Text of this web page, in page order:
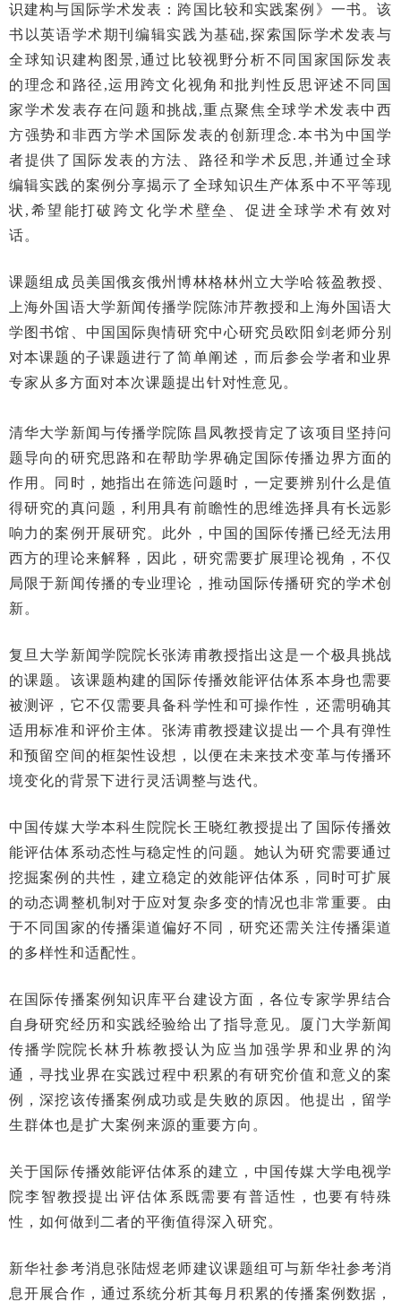
识建构与国际学术发表：跨国比较和实践案例》一书。该
书以英语学术期刊编辑实践为基础,探索国际学术发表与
全球知识建构图景,通过比较视野分析不同国家国际发表
的理念和路径,运用跨文化视角和批判性反思评述不同国
家学术发表存在问题和挑战,重点聚焦全球学术发表中西
方强势和非西方学术国际发表的创新理念.本书为中国学
者提供了国际发表的方法、路径和学术反思,并通过全球
编辑实践的案例分享揭示了全球知识生产体系中不平等现
状,希望能打破跨文化学术壁垒、促进全球学术有效对
话。
课题组成员美国俄亥俄州博林格林州立大学哈筱盈教授、
上海外国语大学新闻传播学院陈沛芹教授和上海外国语大
学图书馆、中国国际舆情研究中心研究员欧阳剑老师分别
对本课题的子课题进行了简单阐述，而后参会学者和业界
专家从多方面对本次课题提出针对性意见。
清华大学新闻与传播学院陈昌凤教授肯定了该项目坚持问
题导向的研究思路和在帮助学界确定国际传播边界方面的
作用。同时，她指出在筛选问题时，一定要辨别什么是值
得研究的真问题，利用具有前瞻性的思维选择具有长远影
响力的案例开展研究。此外，中国的国际传播已经无法用
西方的理论来解释，因此，研究需要扩展理论视角，不仅
局限于新闻传播的专业理论，推动国际传播研究的学术创
新。
复旦大学新闻学院院长张涛甫教授指出这是一个极具挑战
的课题。该课题构建的国际传播效能评估体系本身也需要
被测评，它不仅需要具备科学性和可操作性，还需明确其
适用标准和评价主体。张涛甫教授建议提出一个具有弹性
和预留空间的框架性设想，以便在未来技术变革与传播环
境变化的背景下进行灵活调整与迭代。
中国传媒大学本科生院院长王晓红教授提出了国际传播效
能评估体系动态性与稳定性的问题。她认为研究需要通过
挖掘案例的共性，建立稳定的效能评估体系，同时可扩展
的动态调整机制对于应对复杂多变的情况也非常重要。由
于不同国家的传播渠道偏好不同，研究还需关注传播渠道
的多样性和适配性。
在国际传播案例知识库平台建设方面，各位专家学界结合
自身研究经历和实践经验给出了指导意见。厦门大学新闻
传播学院院长林升栋教授认为应当加强学界和业界的沟
通，寻找业界在实践过程中积累的有研究价值和意义的案
例，深挖该传播案例成功或是失败的原因。他提出，留学
生群体也是扩大案例来源的重要方向。
关于国际传播效能评估体系的建立，中国传媒大学电视学
院李智教授提出评估体系既需要有普适性，也要有特殊
性，如何做到二者的平衡值得深入研究。
新华社参考消息张陆煜老师建议课题组可与新华社参考消
息开展合作，通过系统分析其每月积累的传播案例数据，